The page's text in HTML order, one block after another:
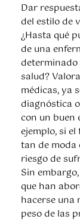
Dar
del estilo de
¿Hasta qué
de una
salud?
médicas, ya
diagnóstica
con un buen
ejemplo, si
tan de moda
riesgo de
Sin
que han
hacerse una
peso de las